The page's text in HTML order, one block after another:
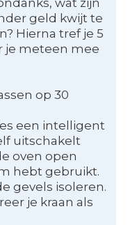
geld kwijt te
Hierna tref je 5
je meteen mee
op 30
een intelligent
uitschakelt
oven open
hebt gebruikt.
gevels isoleren.
je kraan als